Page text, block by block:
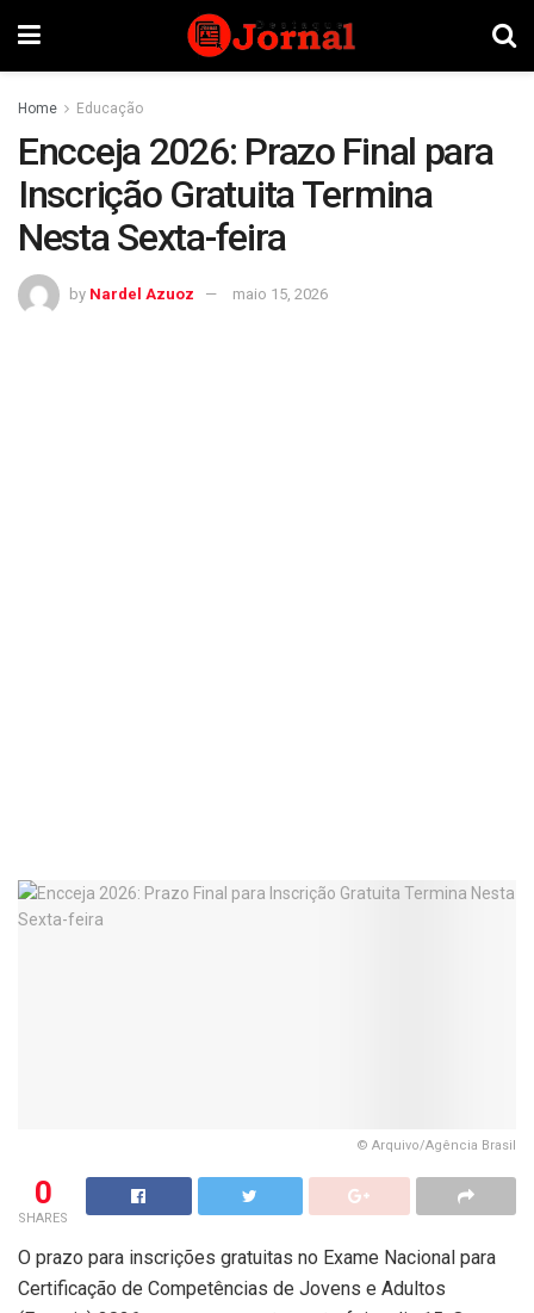
Home Educação
Encceja 2026: Prazo Final para
Inscrição Gratuita Termina
Nesta Sexta-feira
by Nardel Azuoz maio 15, 2026
© Arquivo/Agência Brasil
0
SHARES
O prazo para inscrições gratuitas no Exame Nacional para
Certificação de Competências de Jovens e Adultos